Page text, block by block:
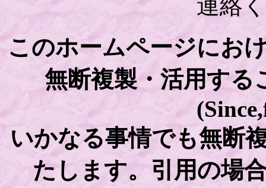
連絡
このホームページにお
無断複製・活用する
いかなる事情でも無断
たします。引用の場